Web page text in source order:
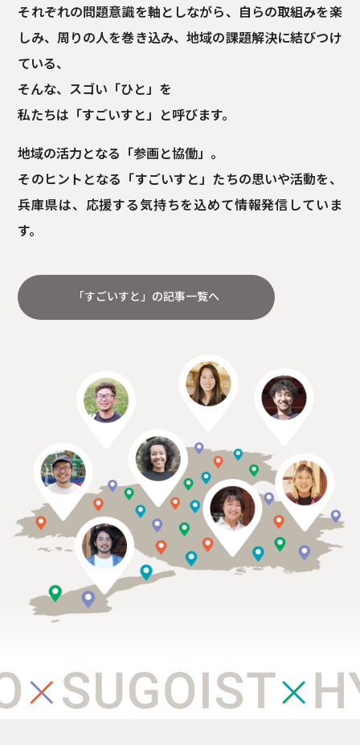
それぞれの問題意識を軸としながら、 自らの取組みを楽
しみ、周りの人を巻き込み、地域の課題解決に結びつけ
ている、
そんな、スゴい「ひと」を
私たちは「すごいすと」と呼びます。
地域の活力となる「参画と協働」。
そのヒントとなる「すごいすと」たちの思いや活動を、
兵庫県は、応援する気持ちを込めて情報発信していま
す。
「すごいすと」の記事一覧へ